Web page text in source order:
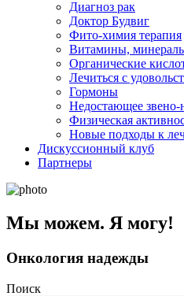
Диагноз рак
Доктор Будвиг
Фито-химия терапия
Витамины,
Органические
Лечиться с
Гормоны
Недостающее
Физическая
Новые подходы к
Дискуссионный клуб
Партнеры
Мы можем. Я могу!
Онкология надежды
Поиск